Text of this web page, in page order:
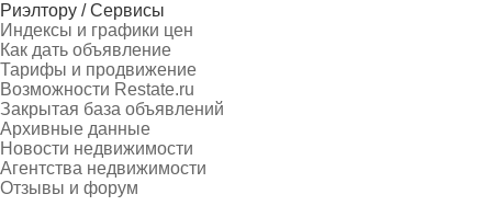
Риэлтору / Сервисы
Индексы и графики цен
Как дать объявление
Тарифы и продвижение
Возможности Restate.ru
Закрытая база объявлений
Архивные данные
Новости недвижимости
Агентства недвижимости
Отзывы и форум